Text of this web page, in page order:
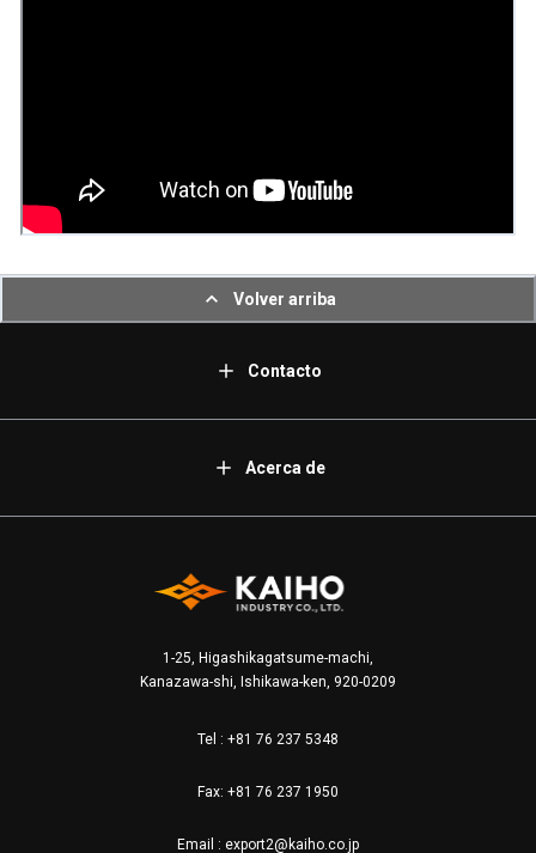
Volver arriba
Contacto
Acerca de
1-25, Higashikagatsume-machi,
Kanazawa-shi, Ishikawa-ken, 920-0209
Tel : +81 76 237 5348
Fax: +81 76 237 1950
Email : export2@kaiho.co.jp